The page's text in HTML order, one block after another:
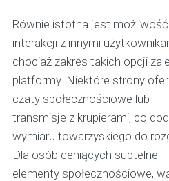
Równie istotna jest możliwość
interakcji z innymi
chociaż zakres takich opcji
platformy. Niektóre strony
czaty społecznościowe lub
transmisje z krupierami, co
wymiaru towarzyskiego do
Dla osób ceniących subtelne
elementy społecznościowe,